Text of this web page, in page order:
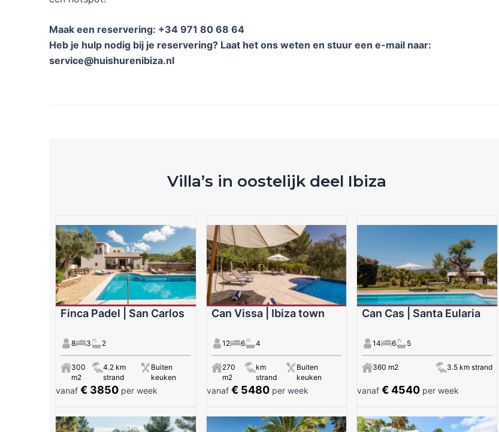
Maak een reservering: +34 971 80 68 64
Heb je hulp nodig bij je reservering? Laat het ons weten en stuur een e-mail naar:
service@huishurenibiza.nl
Villa’s in oostelijk deel Ibiza
Finca Padel | San Carlos
8 3 2
300
m2
4.2 km
strand
Buiten
keuken
vanaf € 3850 per week
Can Vissa | Ibiza town
12 6 4
270
m2
km
strand
Buiten
keuken
vanaf € 5480per week
Can Cas | Santa Eularia
14 6 5
360 m2 3.5 km strand
vanaf€ 4540 per week